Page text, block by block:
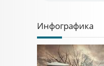
Инфографика